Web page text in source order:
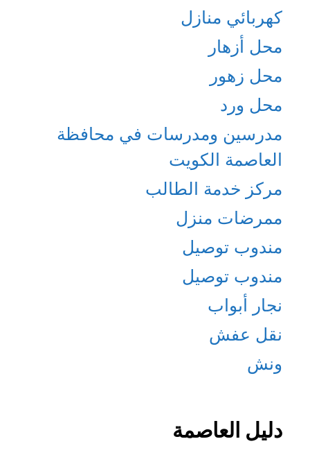
كهربائي منازل
محل أزهار
محل زهور
محل ورد
مدرسين ومدرسات في محافظة
العاصمة الكويت
مركز خدمة الطالب
ممرضات منزل
مندوب توصيل
مندوب توصيل
نجار أبواب
نقل عفش
ونش
دليل العاصمة